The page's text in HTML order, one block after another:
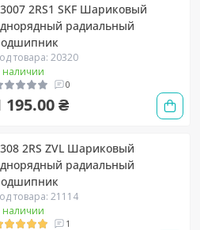
2RS1 SKF Шариковый
радиальный
товара: 20320
наличии
0
195.00 ₴
2RS ZVL Шариковый
радиальный
товара: 21114
наличии
1